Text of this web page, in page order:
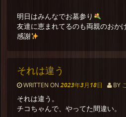
明日はみんなでお墓参り
友達に恵まれてるのも両親のおか
感謝
それは違う
WRITTEN ON2023年3月18日 BY
それは違う。
チコちゃんで、やってた間違い。